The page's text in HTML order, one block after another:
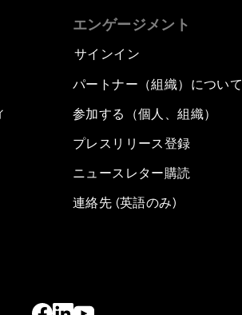
エンゲージメント
サインイン
パートナー（組織）について
参加する（個人、組織）
プレスリリース登録
ニュースレター購読
連絡先 (英語のみ)